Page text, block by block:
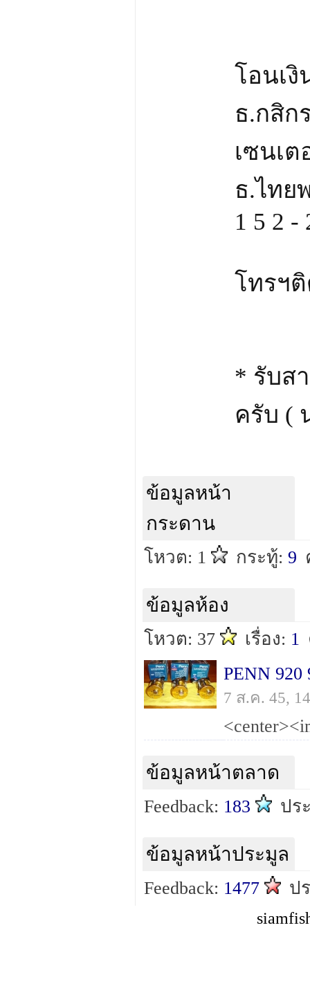
โอนเงิ
ธ.กสิก
เซนเต
ธ.ไท
1 5 2 -
โทรฯติ
* รับส
ครับ (
ข้อมูลหน้า
กระดาน
โหวต: 1 กระทู้:9
ข้อมูลห้อง
โหวต: 37 เรื่อง: 1
PENN 920
7 ส.ค. 45,
ข้อมูลหน้าตลาด
Feedback: 183 ปร
ข้อมูลหน้าประมูล
Feedback: 1477 ป